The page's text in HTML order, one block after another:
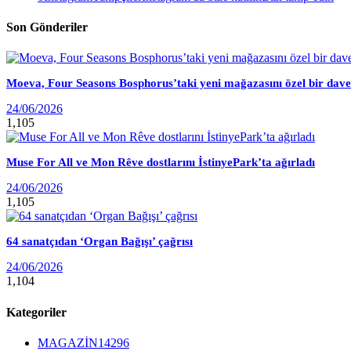
Son Gönderiler
Moeva, Four Seasons Bosphorus’taki yeni mağazasını özel bir
24/06/2026
1,105
Muse For All ve Mon Rêve dostlarını İstinyePark’ta ağırladı
24/06/2026
1,105
64 sanatçıdan ‘Organ Bağışı’ çağrısı
24/06/2026
1,104
Kategoriler
MAGAZİN14296